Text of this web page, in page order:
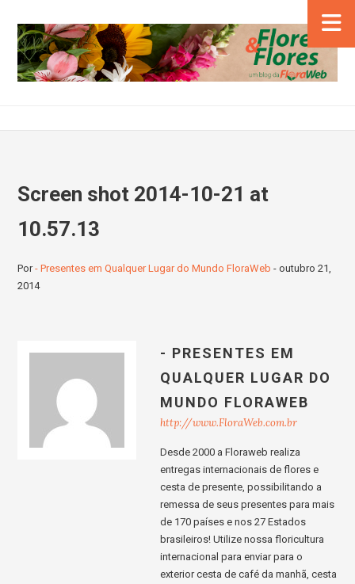
Screen shot 2014-10-21 at
10.57.13
Por- Presentes em Qualquer Lugar do Mundo FloraWeb -outubro 21,
2014
- PRESENTES EM
QUALQUER LUGAR DO
MUNDO FLORAWEB
http://www.FloraWeb.com.br
Desde 2000 a Floraweb realiza
entregas internacionais de flores e
cesta de presente, possibilitando a
remessa de seus presentes para mais
de 170 países e nos 27 Estados
brasileiros! Utilize nossa floricultura
internacional para enviar para o
exterior cesta de café da manhã, cesta